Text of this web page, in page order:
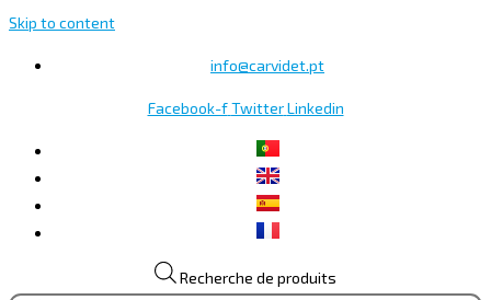
Skip to content
info@carvidet.pt
Facebook-f Twitter Linkedin
Recherche de produits